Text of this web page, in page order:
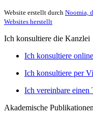
Website erstellt durch Noomia,
Websites herstellt
Ich konsultiere die Kanzlei
Ich konsultiere online
Ich konsultiere per
Ich vereinbare einen
Akademische Publikationen